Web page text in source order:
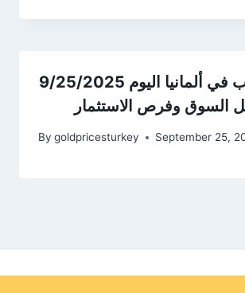
أسعار الذهب في ألمانيا اليوم 9/25/2025
السوق وفرص الاستثمار
By goldpricesturkey September 25,